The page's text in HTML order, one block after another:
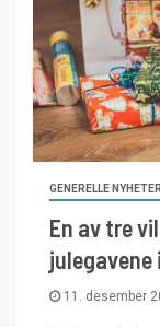
GENERELLE NYHETER
En av tre
julegavene
11. desember